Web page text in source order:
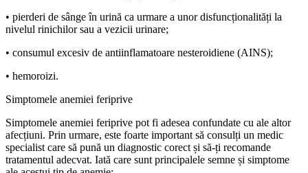
• pierderi de sânge în urină ca urmare a unor disfuncționalități la
nivelul rinichilor sau a vezicii urinare;
• consumul excesiv de antiinflamatoare nesteroidiene (AINS);
• hemoroizi.
Simptomele anemiei feriprive
Simptomele anemiei feriprive pot fi adesea confundate cu ale altor
afecțiuni. Prin urmare, este foarte important să consulți un medic
specialist care să pună un diagnostic corect și să-ți recomande
tratamentul adecvat. Iată care sunt principalele semne și simptome